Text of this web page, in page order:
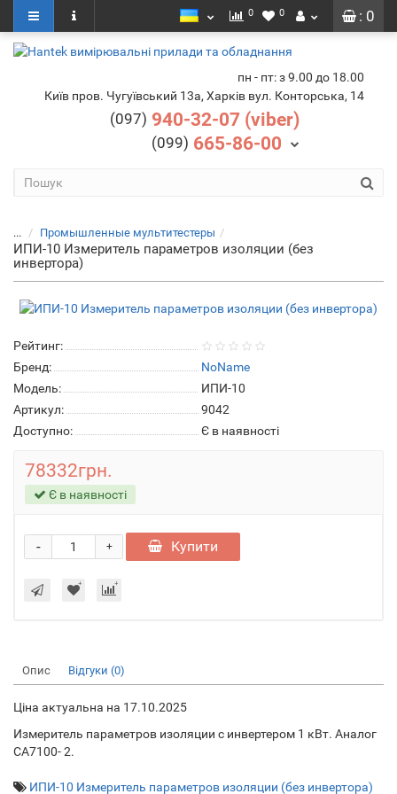
: 0
0 0
пн - пт: з 9.00 до 18.00
Київ пров. Чугуївський 13а, Харків вул. Конторська, 14
(097) 940-32-07 (viber)
(099) 665-86-00
... Промышленные мультитестеры
ИПИ-10 Измеритель параметров изоляции (без
инвертора)
Рейтинг:
Бренд:
NoName
Модель:
ИПИ-10
Артикул:
9042
Доступно:
Є в наявності
78332грн.
Є в наявності
+
- Купити
Опис Відгуки (0)
Ціна актуальна на 17.10.2025
Измеритель параметров изоляции с инвертером 1 кВт. Аналог
СА7100- 2.
ИПИ-10 Измеритель параметров изоляции (без инвертора)